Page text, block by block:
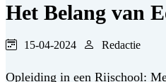
Het Belang van
15-04-2024 Redactie
Opleiding in een Rijschool: